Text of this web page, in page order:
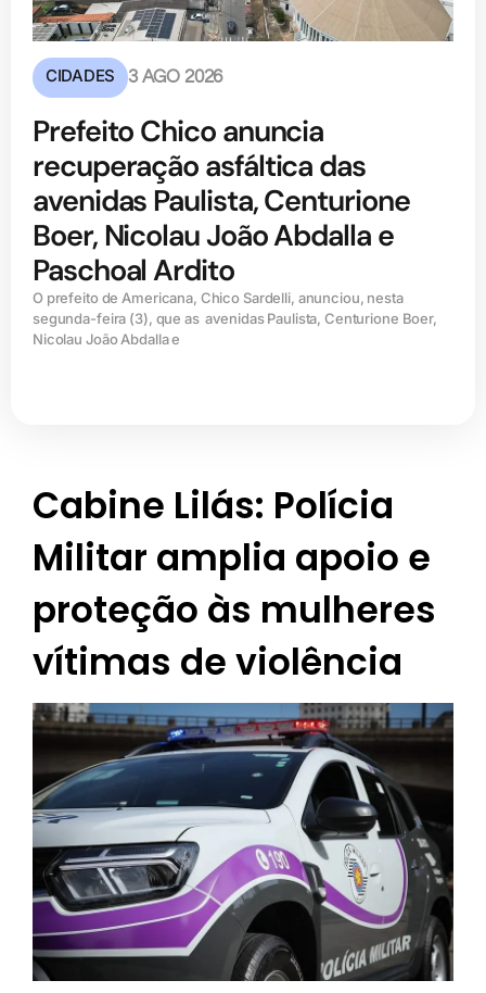
CIDADES 3 AGO 2026
Prefeito Chico anuncia
recuperação asfáltica das
avenidas Paulista, Centurione
Boer, Nicolau João Abdalla e
Paschoal Ardito
O prefeito de Americana, Chico Sardelli, anunciou, nesta
segunda-feira (3), que as avenidas Paulista, Centurione Boer,
Nicolau João Abdalla e
Cabine Lilás: Polícia
Militar amplia apoio e
proteção às mulheres
vítimas de violência